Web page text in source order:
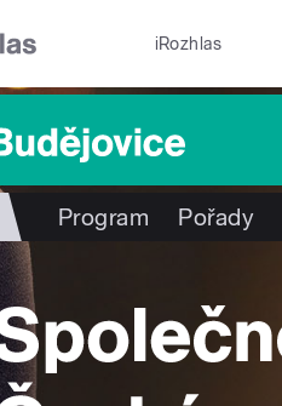
iRozhlas
Program Pořady